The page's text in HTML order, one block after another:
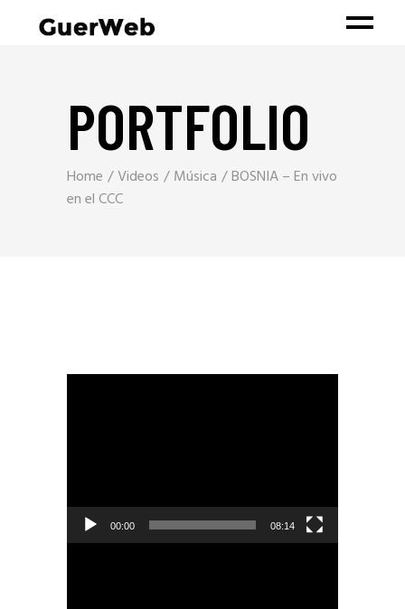
PORTFOLIO
Home Videos Música
BOSNIA – En vivo
en el CCC
00:00 08:14